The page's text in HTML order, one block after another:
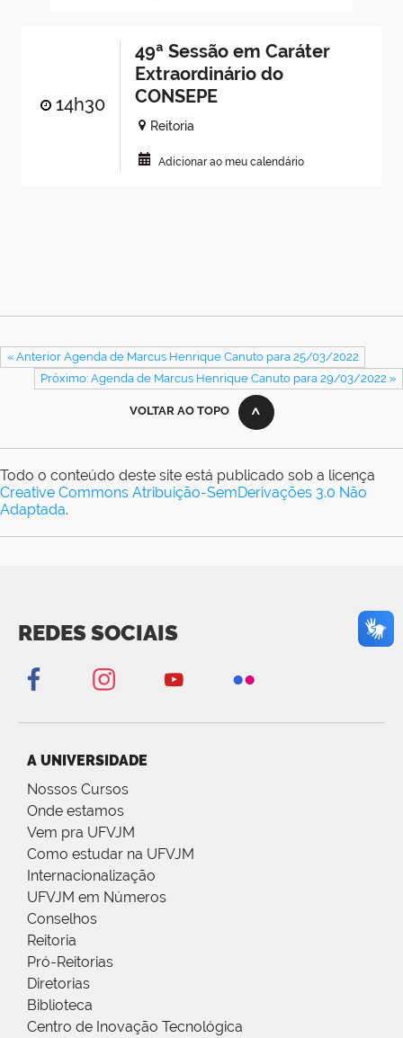
14h30
49ª Sessão em Caráter
Extraordinário do
CONSEPE
Reitoria
Adicionar ao meu calendário
« Anterior Agenda de Marcus Henrique Canuto para 25/03/2022
Próximo: Agenda de Marcus Henrique Canuto para 29/03/2022 »
VOLTAR AO TOPO
Todo o conteúdo deste site está publicado sob a licença
Creative Commons Atribuição-SemDerivações 3.0 Não
Adaptada.
REDES SOCIAIS
A UNIVERSIDADE
Nossos Cursos
Onde estamos
Vem pra UFVJM
Como estudar na UFVJM
Internacionalização
UFVJM em Números
Conselhos
Reitoria
Pró-Reitorias
Diretorias
Biblioteca
Centro de Inovação Tecnológica